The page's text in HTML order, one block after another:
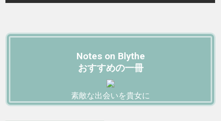
Notes on Blythe
おすすめの一冊
素敵な出会いを貴女に